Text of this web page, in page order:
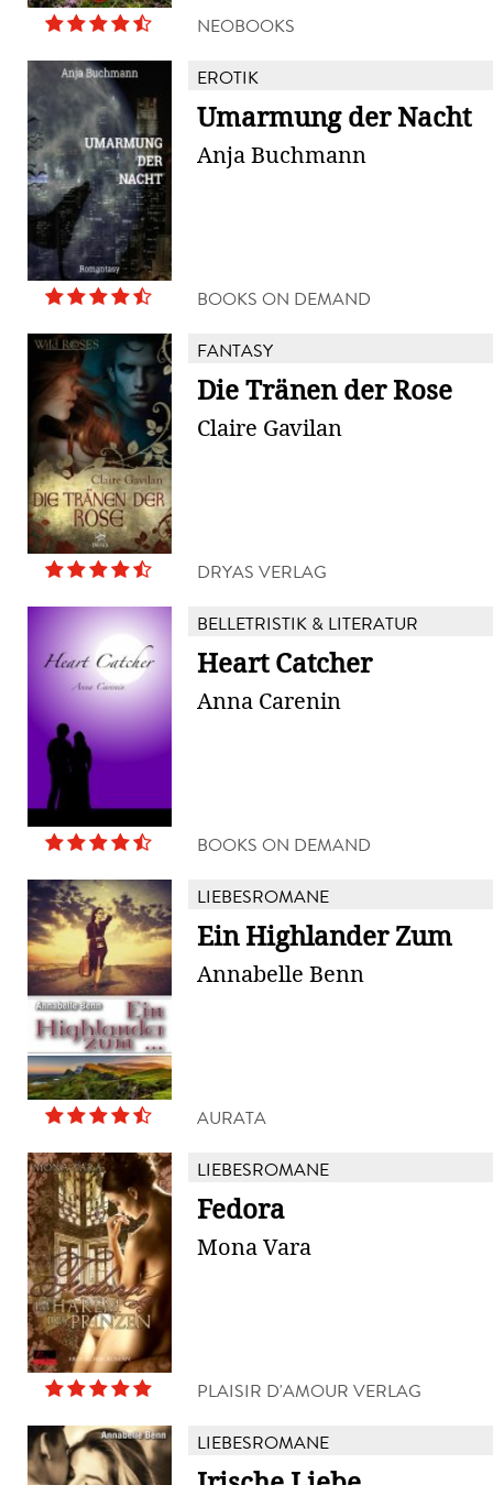
NEOBOOKS
EROTIK
Umarmung der Nacht
Anja Buchmann
BOOKS ON DEMAND
FANTASY
Die Tränen der Rose
Claire Gavilan
DRYAS VERLAG
BELLETRISTIK & LITERATUR
Heart Catcher
Anna Carenin
BOOKS ON DEMAND
LIEBESROMANE
Ein Highlander Zum
Annabelle Benn
AURATA
LIEBESROMANE
Fedora
Mona Vara
PLAISIR D'AMOUR VERLAG
LIEBESROMANE